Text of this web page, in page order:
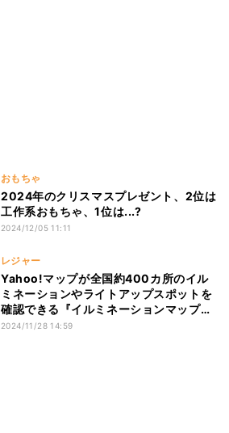
おもちゃ
2024年のクリスマスプレゼント、2位は
工作系おもちゃ、1位は...?
2024/12/05 11:11
レジャー
Yahoo!マップが全国約400カ所のイル
ミネーションやライトアップスポットを
確認できる『イルミネーションマップ
2024』の提供を開始
2024/11/28 14:59